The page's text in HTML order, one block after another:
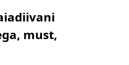
must,